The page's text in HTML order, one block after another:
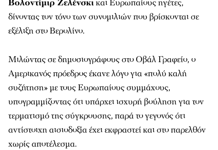
Βολοντίμιρ Ζελένσκικαι Ευρωπαίους ηγέτες,
δίνοντας τον τόνο των συνομιλιών που βρίσκονται σε
εξέλιξη στο Βερολίνο.
Μιλώντας σε δημοσιογράφους στο Οβάλ Γραφείο, ο
Αμερικανός πρόεδρος έκανε λόγο για «πολύ καλή
συζήτηση» με τους Ευρωπαίους συμμάχους,
υπογραμμίζοντας ότι υπάρχει ισχυρή βούληση για τον
τερματισμό της σύγκρουσης, παρά το γεγονός ότι
αντίστοιχη αισιοδοξία έχει εκφραστεί και στο παρελθόν
χωρίς αποτέλεσμα.